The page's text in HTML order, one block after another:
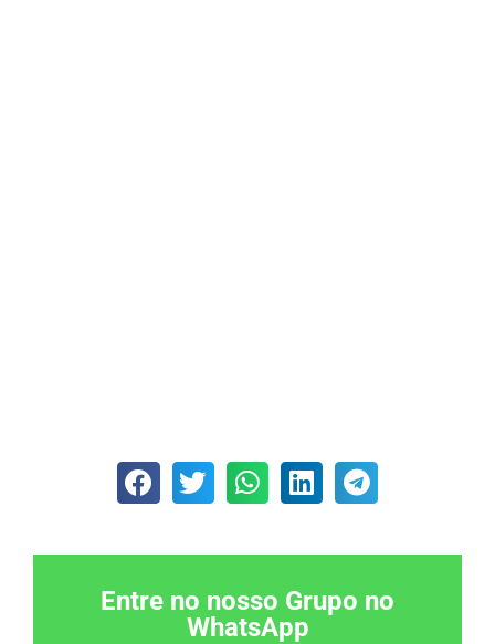
Entre no nosso Grupo no
WhatsApp